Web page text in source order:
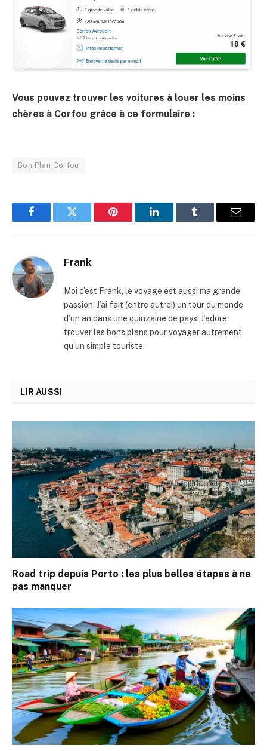
Vous pouvez trouver les voitures à louer les moins
chères à Corfou grâce à ce formulaire :
Bon Plan Corfou
FacebookTwitter Pinterest LinkedInTumblr Email
Frank
Moi c’est Frank, le voyage est aussi ma grande
passion. J’ai fait (entre autre!) un tour du monde
d’un an dans une quinzaine de pays. J’adore
trouver les bons plans pour voyager autrement
qu’un simple touriste.
LIR AUSSI
Road trip depuis Porto : les plus belles étapes à ne
pas manquer